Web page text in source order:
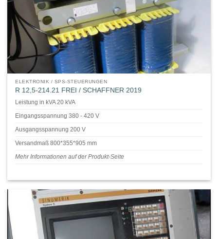
ELEKTRONIK / SPS-STEUERUNGEN
R 12,5-214.21 FREI / SCHAFFNER 2019
Leistung in kVA 20 kVA
Eingangsspannung 380 - 420 V
Ausgangsspannung 200 V
Versandmaß 800*355*905 mm
Mehr Informationen auf der Produkt-Seite